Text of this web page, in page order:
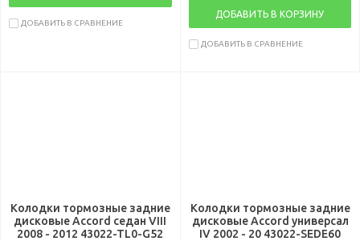
ДОБАВИТЬ В СРАВНЕНИЕ
ДОБАВИТЬ В КОРЗИНУ
ДОБАВИТЬ В СРАВНЕНИЕ
Колодки тормозные задние
дисковые Accord седан VIII
2008 - 2012 43022-TL0-G52
Колодки тормозные задние
дисковые Accord универсал
IV 2002 - 20 43022-SEDE60